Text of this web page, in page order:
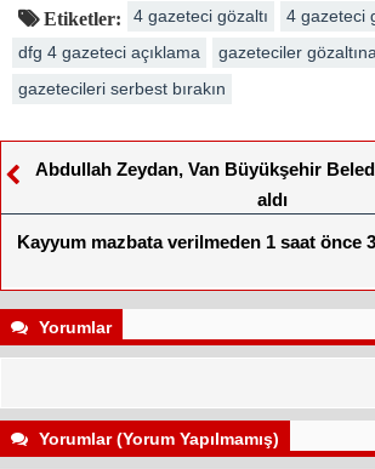
Etiketler: 4 gazeteci gözaltı
4 gazeteci
dfg 4 gazeteci açıklama
gazeteciler gözaltına
gazetecileri serbest bırakın
Abdullah Zeydan, Van Büyükşehir
aldı
Kayyum mazbata verilmeden 1 saat önce
Yorumlar
Yorumlar (Yorum Yapılmamış)